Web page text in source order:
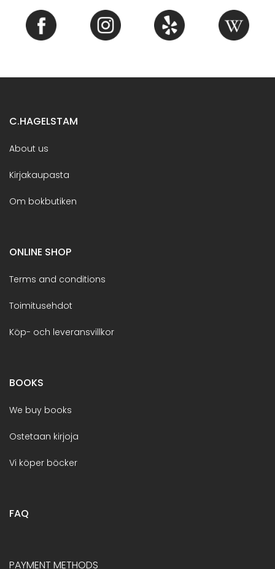
C.HAGELSTAM
About us
Kirjakaupasta
Om bokbutiken
ONLINE SHOP
Terms and conditions
Toimitusehdot
Köp- och leveransvillkor
BOOKS
We buy books
Ostetaan kirjoja
Vi köper böcker
FAQ
PAYMENT METHODS